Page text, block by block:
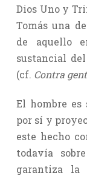
Dios Uno y
Tomás una
de aquello
sustancial
(cf. Contra
El hombre es
por sí y
este hecho
todavía
garantiza la